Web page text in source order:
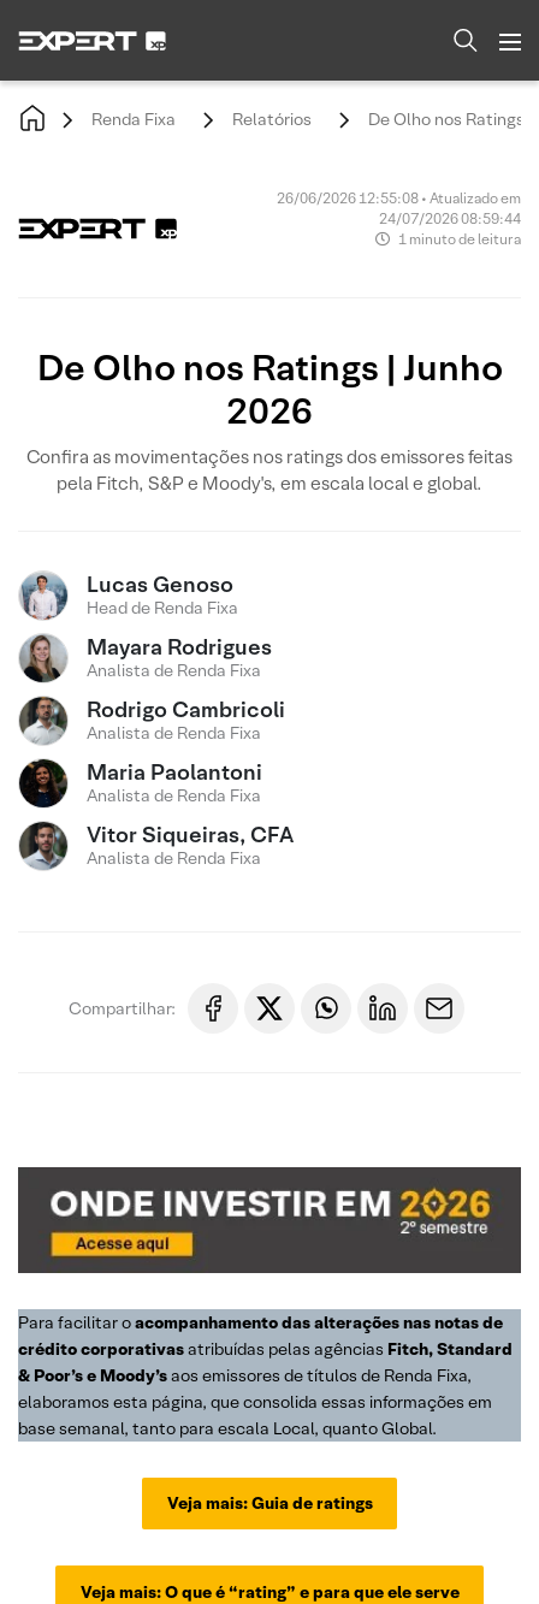
Renda Fixa Relatórios De Olho nos Ratings |
26/06/2026 12:55:08 • Atualizado em
24/07/2026 08:59:44
1 minuto de leitura
De Olho nos Ratings | Junho
2026
Confira as movimentações nos ratings dos emissores feitas
pela Fitch, S&P e Moody's, em escala local e global.
Lucas Genoso
Head de Renda Fixa
Mayara Rodrigues
Analista de Renda Fixa
Rodrigo Cambricoli
Analista de Renda Fixa
Maria Paolantoni
Analista de Renda Fixa
Vitor Siqueiras, CFA
Analista de Renda Fixa
Compartilhar:
Para facilitar oacompanhamento das alterações nas notas de
créditocorporativasatribuídas pelas agências Fitch, Standard
& Poor’s e Moody’saos emissores de títulos de Renda Fixa,
elaboramos esta página, que consolida essas informações em
base semanal, tanto para escala Local, quanto Global.
Veja mais: Guia de ratings
Veja mais: O que é “rating” e para que ele serve